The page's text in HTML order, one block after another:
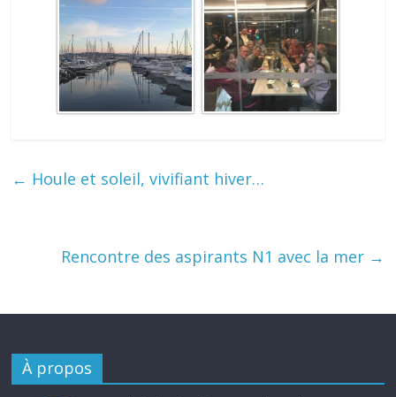
← Houle et soleil, vivifiant hiver…
Rencontre des aspirants N1 avec la mer →
À propos